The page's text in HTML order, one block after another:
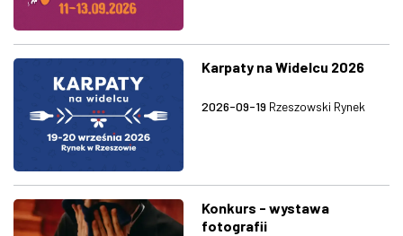
Karpaty na Widelcu 2026
2026-09-19 Rzeszowski Rynek
Konkurs - wystawa
fotografii